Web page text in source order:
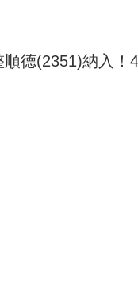
順德(2351)納入